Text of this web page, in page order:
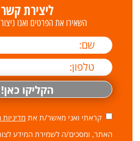
ליצירת קשר
השאירו את הפרטים ואנו
קראתי ואני מאשר/ת את
האתר, ומסכים/ה לשמירת המידע